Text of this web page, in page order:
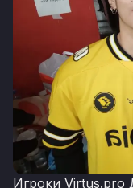
Игроки Virtus.pro